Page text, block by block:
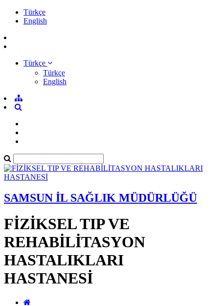
Türkçe
English
Türkçe
Türkçe
English
SAMSUN İL SAĞLIK MÜDÜRLÜĞÜ
FİZİKSEL TIP VE
REHABİLİTASYON
HASTALIKLARI
HASTANESİ